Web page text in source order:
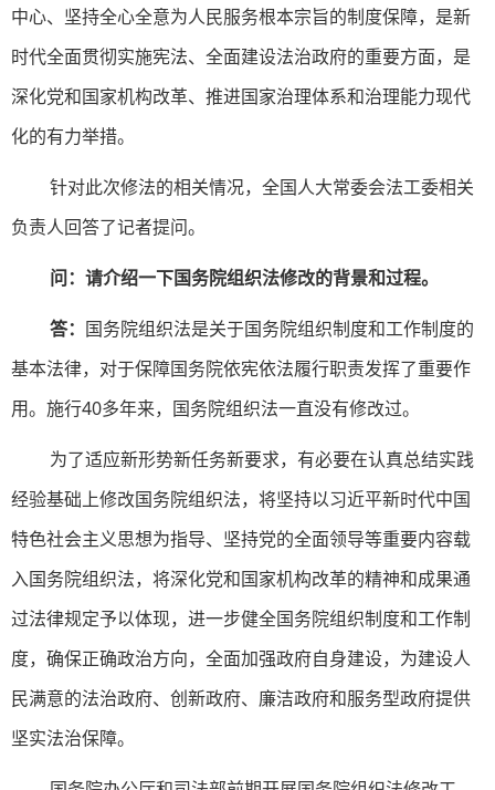
中心、坚持全心全意为人民服务根本宗旨的制度保障，是新
时代全面贯彻实施宪法、全面建设法治政府的重要方面，是
深化党和国家机构改革、推进国家治理体系和治理能力现代
化的有力举措。
针对此次修法的相关情况，全国人大常委会法工委相关
负责人回答了记者提问。
问：请介绍一下国务院组织法修改的背景和过程。
答： 国务院组织法是关于国务院组织制度和工作制度的
基本法律，对于保障国务院依宪依法履行职责发挥了重要作
用。施行40多年来，国务院组织法一直没有修改过。
为了适应新形势新任务新要求，有必要在认真总结实践
经验基础上修改国务院组织法，将坚持以习近平新时代中国
特色社会主义思想为指导、坚持党的全面领导等重要内容载
入国务院组织法，将深化党和国家机构改革的精神和成果通
过法律规定予以体现，进一步健全国务院组织制度和工作制
度，确保正确政治方向，全面加强政府自身建设，为建设人
民满意的法治政府、创新政府、廉洁政府和服务型政府提供
坚实法治保障。